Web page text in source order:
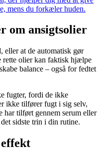
mens du forkæler huden.
om ansigtsolier
eller at de automatisk gør
rette olier kan faktisk hjælpe
balance – også for fedtet
fugter, fordi de ikke
ikke tilfører fugt i sig selv,
har tilført gennem serum eller
sidste trin i din rutine.